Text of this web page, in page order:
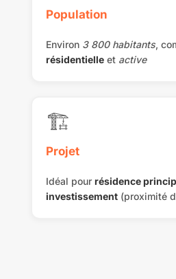
Population
Environ 3 800 habitants,
résidentielleet active
🏗️
Projet
Idéal pour résidence
investissement(proximité